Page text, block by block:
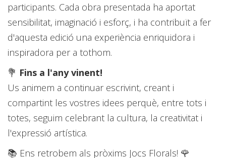
participants. Cada obra presentada ha aportat
sensibilitat, imaginació i esforç, i ha contribuït a fer
d'aquesta edició una experiència enriquidora i
inspiradora per a tothom.
💐 Fins a l'any vinent!
Us animem a continuar escrivint, creant i
compartint les vostres idees perquè, entre tots i
totes, seguim celebrant la cultura, la creativitat i
l'expressió artística.
📚 Ens retrobem als pròxims Jocs Florals! 🌹